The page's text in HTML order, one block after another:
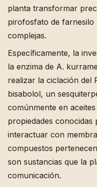
planta transformar
pirofosfato de farnesilo
complejas.
Específicamente, la
la enzima de A.
realizar la ciclación del
bisabolol, un
comúnmente en
propiedades
interactuar con
compuestos
son sustancias que la
comunicación.